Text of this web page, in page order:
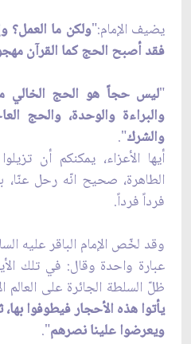
يضيف الإمام:"ولكن ما العمل؟
فقد أصبح الحج كما القرآن
"ليس حجاً هو الحج الخالي
والبراءة والوحدة، والحج
والشرك".
أيها الأعزاء، يمكنكم أن
الطاهرة، صحيح انّه رحل عنّا،
فرداً فرداً.
وقد لخّص الإمام الباقر عليه
عبارة واحدة وقال: في تلك
ظلّ السلطة الجائرة على العالم
يأتوا هذه الأحجار فيطوفوا بها،
ويعرضوا علينا نصرهم".